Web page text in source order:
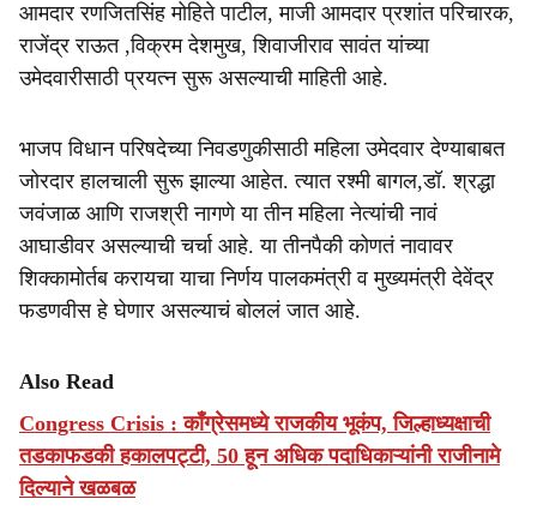
आमदार रणजितसिंह मोहिते पाटील, माजी आमदार प्रशांत परिचारक,
राजेंद्र राऊत ,विक्रम देशमुख, शिवाजीराव सावंत यांच्या
उमेदवारीसाठी प्रयत्न सुरू असल्याची माहिती आहे.
भाजप विधान परिषदेच्या निवडणुकीसाठी महिला उमेदवार देण्याबाबत
जोरदार हालचाली सुरू झाल्या आहेत. त्यात रश्मी बागल,डॉ. श्रद्धा
जवंजाळ आणि राजश्री नागणे या तीन महिला नेत्यांची नावं
आघाडीवर असल्याची चर्चा आहे. या तीनपैकी कोणतं नावावर
शिक्कामोर्तब करायचा याचा निर्णय पालकमंत्री व मुख्यमंत्री देवेंद्र
फडणवीस हे घेणार असल्याचं बोललं जात आहे.
Also Read
Congress Crisis : काँग्रेसमध्ये राजकीय भूकंप, जिल्हाध्यक्षाची
तडकाफडकी हकालपट्टी, 50 हून अधिक पदाधिकाऱ्यांनी राजीनामे
दिल्याने खळबळ